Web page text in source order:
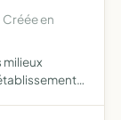
Créée en
milieux